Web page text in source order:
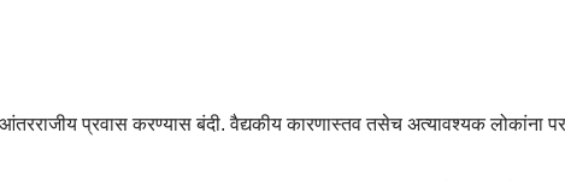
प्रवास करण्यास बंदी. वैद्यकीय कारणास्तव तसेच अत्यावश्यक लोकांना